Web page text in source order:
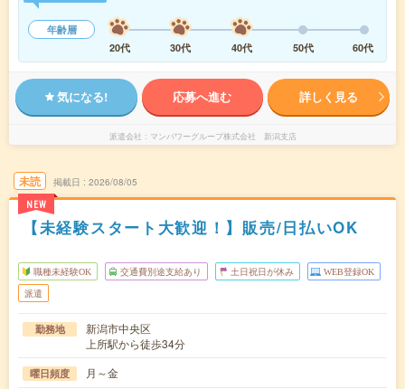
年齢層
20代
30代 40代 50代 60代
気になる! 応募へ進む 詳しく見る
派遣会社 マンパワーグループ株式会社 新潟支店
未読
NEW
掲載日 2026/08/05
【未経験スタート大歓迎！】販売/日払いOK
職種未経験OK 交通費別途支給あり 土日祝日が休み WEB登録OK
派遣
勤務地
新潟市中央区
上所駅から徒歩34分
曜日頻度 月～金